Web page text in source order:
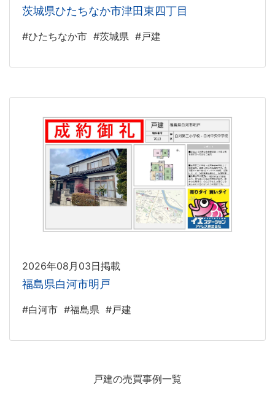
茨城県ひたちなか市津田東四丁目
#ひたちなか市 #茨城県 #戸建
2026年08月03日掲載
福島県白河市明戸
#白河市 #福島県 #戸建
戸建の売買事例一覧